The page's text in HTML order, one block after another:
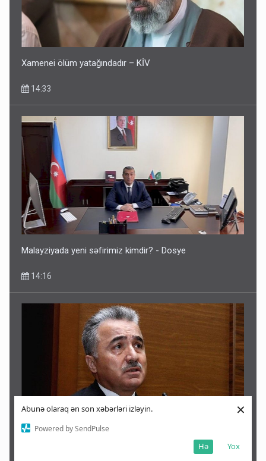
Abunə olaraq ən son xəbərləri izləyin.
Powered by SendPulse
Yox
Hə
×
Xamenei ölüm yatağındadır – KİV
14:33
Malayziyada yeni səfirimiz kimdir? - Dosye
14:16
Prezident Zeynal Nağdəliyevin oğluna yüksək vəzifə verdi